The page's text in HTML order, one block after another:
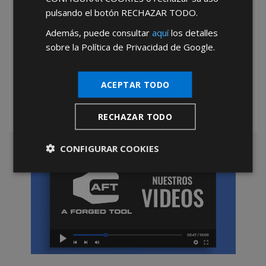
*Abstenerse particulares, sólo venta a tiendas y empresas minoristas y
pulsando el botón RECHAZAR TODO.
Además, puede consultaraquílos detalles
sobre la Política de Privacidad de Google.
ACEPTAR TODO
RECHAZAR TODO
CONFIGURAR COOKIES